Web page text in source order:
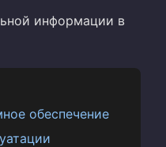
информации в
обеспечение